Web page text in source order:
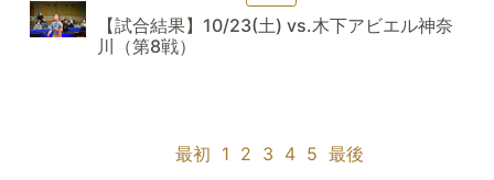
【試合結果】10/23(土) vs.木下アビエル神奈
川（第8戦）
最初 1 2 3 4 5 最後